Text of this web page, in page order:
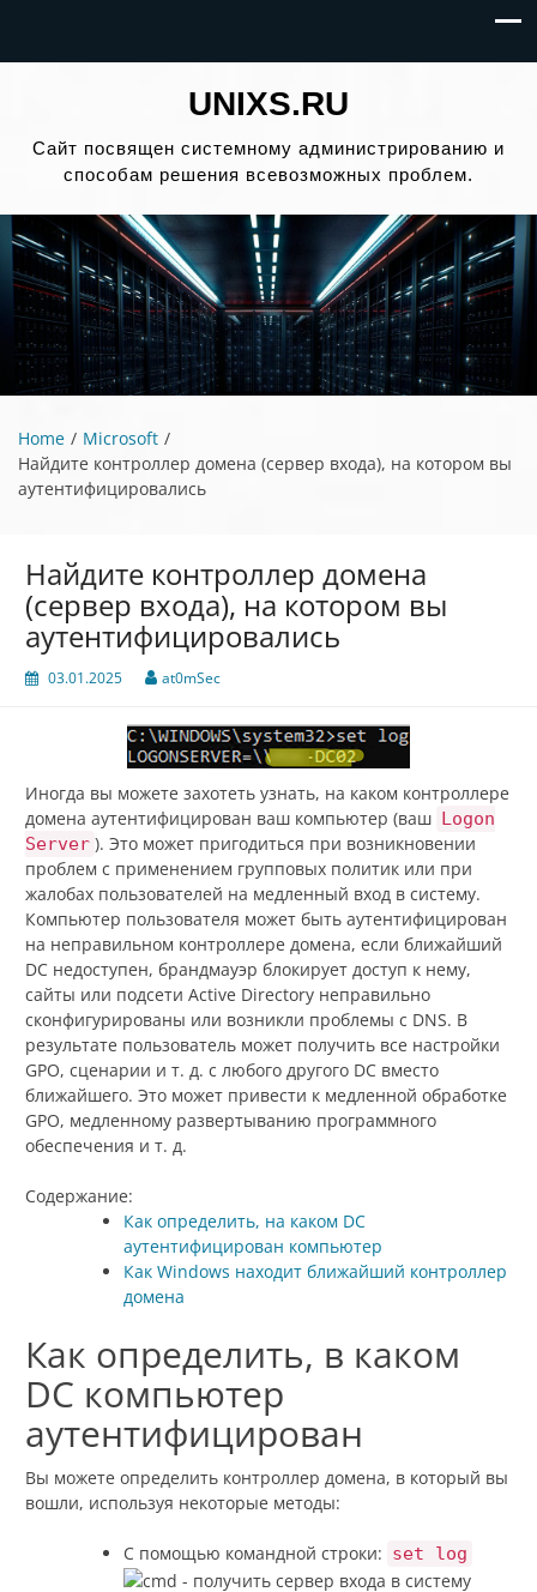
UNIXS.RU
Сайт посвящен системному администрированию и
способам решения всевозможных проблем.
Home
Microsoft
Найдите контроллер домена (сервер входа), на котором вы
аутентифицировались
Найдите контроллер домена
(сервер входа), на котором вы
аутентифицировались
03.01.2025 at0mSec
Иногда вы можете захотеть узнать, на каком контроллере
домена аутентифицирован ваш компьютер (ваш Logon
Server ). Это может пригодиться при возникновении
проблем с применением групповых политик или при
жалобах пользователей на медленный вход в систему.
Компьютер пользователя может быть аутентифицирован
на неправильном контроллере домена, если ближайший
DC недоступен, брандмауэр блокирует доступ к нему,
сайты или подсети Active Directory неправильно
сконфигурированы или возникли проблемы с DNS. В
результате пользователь может получить все настройки
GPO, сценарии и т. д. с любого другого DC вместо
ближайшего. Это может привести к медленной обработке
GPO, медленному развертыванию программного
обеспечения и т. д.
Содержание:
Как определить, на каком DC
аутентифицирован компьютер
Как Windows находит ближайший контроллер
домена
Как определить, в каком
DC компьютер
аутентифицирован
Вы можете определить контроллер домена, в который вы
вошли, используя некоторые методы:
С помощью командной строки: set log